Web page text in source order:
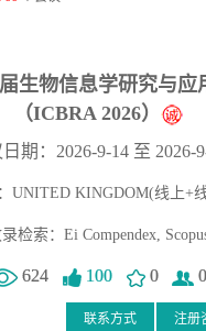
生物信息学研究与应
（ICBRA 2026）
期：2026-9-14 至 2026-
UNITED KINGDOM(线上+
检索：Ei Compendex,
624 100 0 0
注册
联系方式